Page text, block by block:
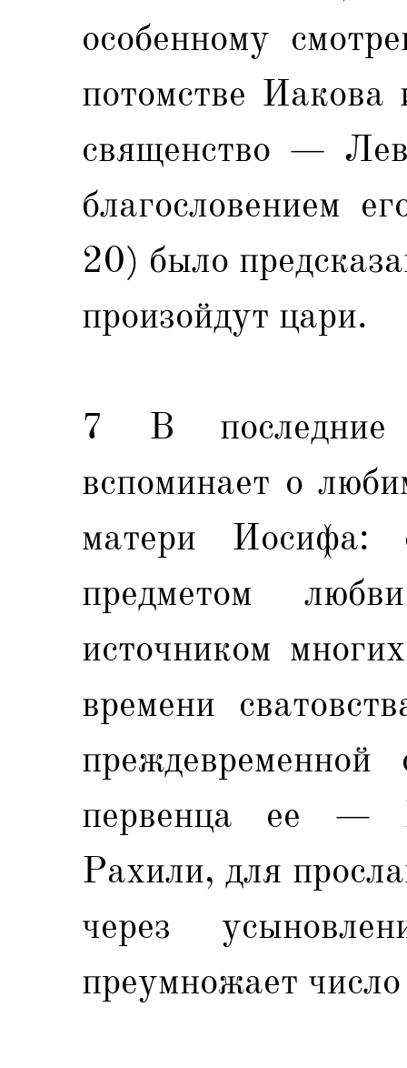
особенному
потомстве
священство —
благословением
20) было
произойдут цари.
7 В
вспоминает о
матери Иосифа:
предметом
источником
времени
первенца ее —
Рахили, для
через
преумножает